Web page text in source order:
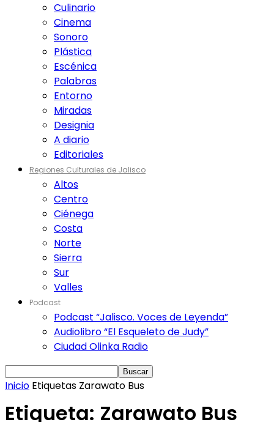
Culinario
Cinema
Sonoro
Plástica
Escénica
Palabras
Entorno
Miradas
Designia
A diario
Editoriales
Regiones Culturales de Jalisco
Altos
Centro
Ciénega
Costa
Norte
Sierra
Sur
Valles
Podcast
Podcast “Jalisco. Voces de Leyenda”
Audiolibro “El Esqueleto de Judy”
Ciudad Olinka Radio
Inicio Etiquetas Zarawato Bus
Etiqueta: Zarawato Bus